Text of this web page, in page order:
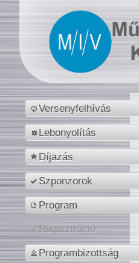
Versenyfelhívás
Lebonyolítás
Díjazás
Szponzorok
Program
Regisztráció
Programbizottság